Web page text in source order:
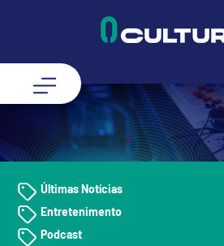
Últimas Notícias
Entretenimento
Podcast